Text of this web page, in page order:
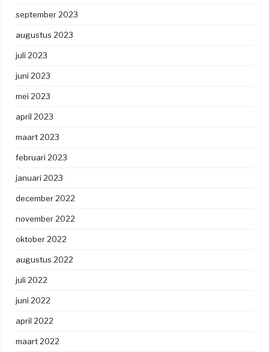
september 2023
augustus 2023
juli 2023
juni 2023
mei 2023
april 2023
maart 2023
februari 2023
januari 2023
december 2022
november 2022
oktober 2022
augustus 2022
juli 2022
juni 2022
april 2022
maart 2022